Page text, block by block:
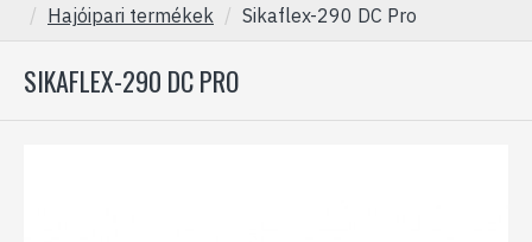
Hajóipari termékek
Sikaflex-290 DC Pro
SIKAFLEX-290 DC PRO